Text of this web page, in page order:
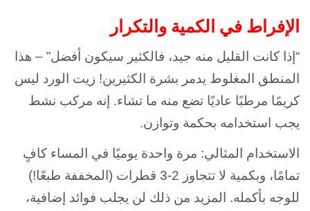
الإفراط في الكمية والتكرار
“إذا كانت القليل منه جيد، فالكثير سيكون أفضل” – هذا
المنطق المغلوط يدمر بشرة الكثيرين! زيت الورد ليس
كريمًا مرطبًا عاديًا تضع منه ما تشاء. إنه مركب نشط
يجب استخدامه بحكمة وتوازن.
الاستخدام المثالي: مرة واحدة يوميًا في المساء كافٍ
تمامًا، وبكمية لا تتجاوز 2-3 قطرات (المخففة طبعًا!)
للوجه بأكمله. المزيد من ذلك لن يجلب فوائد إضافية،